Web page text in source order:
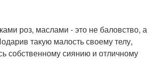
роз, маслами - это не баловство, а
такую малость своему телу,
собственному сиянию и отличному